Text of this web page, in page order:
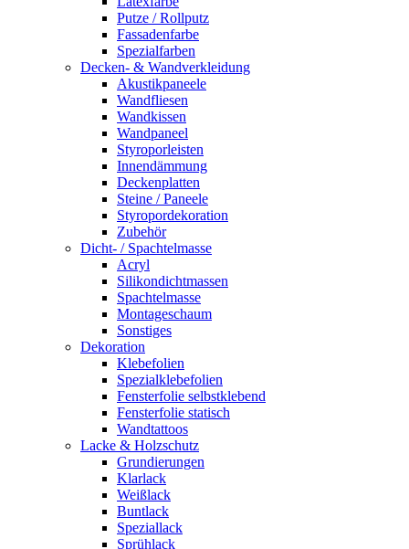
Putze / Rollputz
Fassadenfarbe
Spezialfarben
Decken- & Wandverkleidung
Akustikpaneele
Wandfliesen
Wandkissen
Wandpaneel
Styroporleisten
Innendämmung
Deckenplatten
Steine / Paneele
Styropordekoration
Zubehör
Dicht- / Spachtelmasse
Acryl
Silikondichtmassen
Spachtelmasse
Montageschaum
Sonstiges
Dekoration
Klebefolien
Spezialklebefolien
Fensterfolie selbstklebend
Fensterfolie statisch
Wandtattoos
Lacke & Holzschutz
Grundierungen
Klarlack
Weißlack
Buntlack
Speziallack
Sprühlack